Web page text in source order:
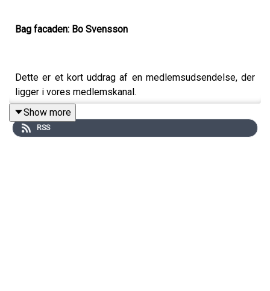
Bag facaden: Bo Svensson
Dette er et kort uddrag af en medlemsudsendelse, der
ligger i vores medlemskanal.
Han er vokset op i FCK's ungdomsafdeling fra han var 6
Show more
RSS